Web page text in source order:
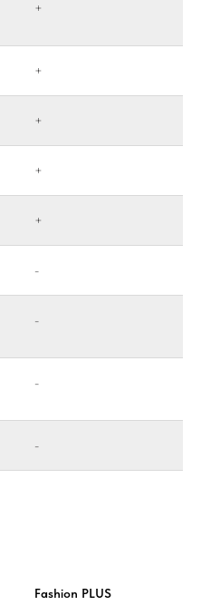
+
+
+
+
+
-
-
-
-
Fashion PLUS